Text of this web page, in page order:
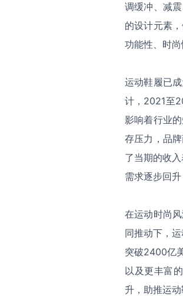
调缓冲、减
的设计元素
功能性、时尚
运动鞋履已
计，2021至
影响着行业
存压力，品
了当期的收
需求逐步回
在运动时尚
同推动下，
突破2400亿
以及更丰富
升，助推运